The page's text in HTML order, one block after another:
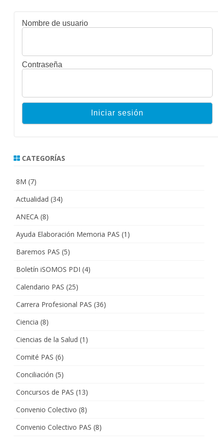
Nombre de usuario
Contraseña
CATEGORÍAS
8M (7)
Actualidad (34)
ANECA (8)
Ayuda Elaboración Memoria PAS (1)
Baremos PAS (5)
Boletín iSOMOS PDI (4)
Calendario PAS (25)
Carrera Profesional PAS (36)
Ciencia (8)
Ciencias de la Salud (1)
Comité PAS (6)
Conciliación (5)
Concursos de PAS (13)
Convenio Colectivo (8)
Convenio Colectivo PAS (8)